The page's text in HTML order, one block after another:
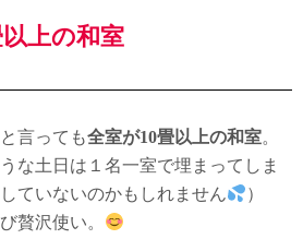
上の和室
言っても全室が10畳以上の和室。
な土日は１名一室で埋まってしま
ていないのかもしれません
）
贅沢使い。